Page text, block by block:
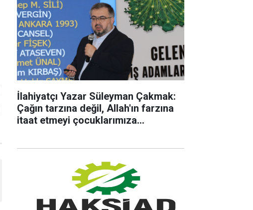
İlahiyatçı Yazar Süleyman Çakmak:
Çağın tarzına değil, Allah'ın farzına
itaat etmeyi çocuklarımıza